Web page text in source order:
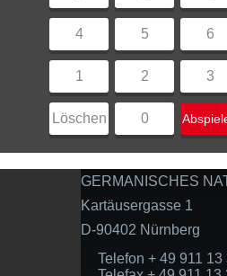
4 5 6
1 2 3
Löschen 0
GERMANISCHES
Kartäusergasse 1
D-90402 Nürnberg
Telefon + 49 911 13